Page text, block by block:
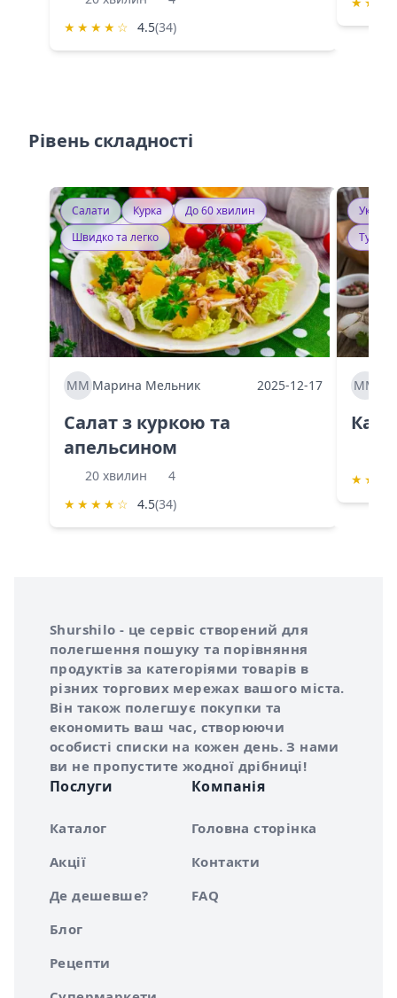
★ ★ ★ ★ ☆ 4.5(34)
Рівень складності
Салати Курка
До 60 хвилин
Швидко та легко
ММ Марина Мельник 2025-12-17
Салат з куркою та
апельсином
20 хвилин
4
★ ★ ★ ★ ☆ 4.5(34)
ММ
★ ★
Про сервіс Shurshilo
Shurshilo - це сервіс створений для
полегшення пошуку та порівняння
продуктів за категоріями товарів в
різних торгових мережах вашого міста.
Він також полегшує покупки та
економить ваш час, створюючи
особисті списки на кожен день. З нами
ви не пропустите жодної дрібниці!
Послуги
Каталог
Акції
Де дешевше?
Блог
Рецепти
Компанія
Головна сторінка
Контакти
FAQ